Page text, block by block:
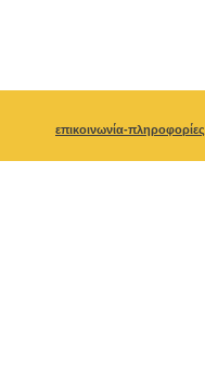
επικοινωνία-πληροφορίες